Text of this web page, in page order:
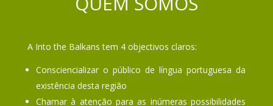
A Into the Balkans tem 4 objectivos claros:
Consciencializar o público de língua portuguesa da
existência desta região
Chamar à atenção para as inúmeras possibilidades